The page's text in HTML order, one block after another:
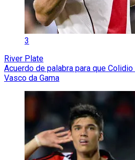
3
River Plate
Acuerdo de palabra para que
Vasco da Gama